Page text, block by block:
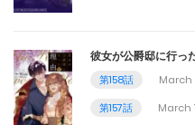
第299話
December 11, 2023
彼女が公爵邸に行っ
第158話
March
第157話
March